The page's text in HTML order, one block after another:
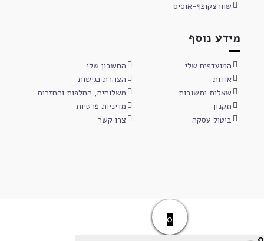
שוורצקופף-אוסיס
מידע נוסף
המועדפים שלי
החשבון שלי
אודות
הצהרת נגישות
שאלות ותשובות
משלוחים, החלפות והחזרות
תקנון
מדיניות פרטיות
ביטול עסקה
צרו קשר
0